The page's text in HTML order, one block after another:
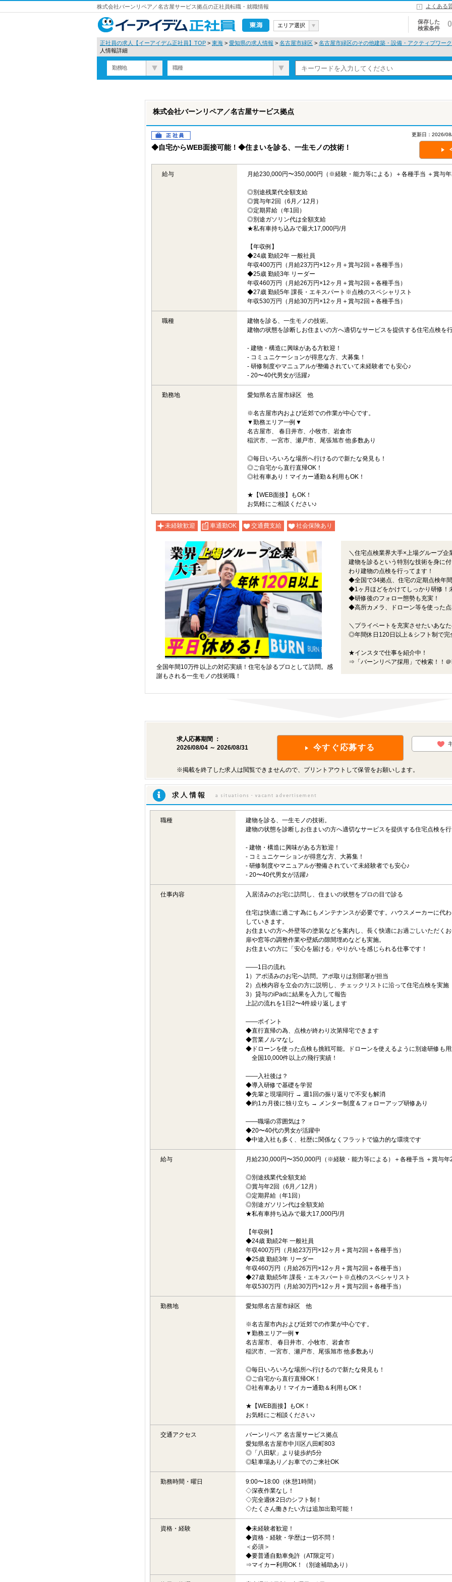
株式会社バーンリペア／名古屋サービス拠点の正社員転職・就職情報 よくある
東海
エリア選択
保存した
検索条件
0
正社員の求人【イーアイデム正社員】TOP > 東海 > 愛知県の求人情報 > 名古屋市緑区 > 名古屋市緑区のその他建築・設備・アクティブワーク
人情報詳細
勤務地 職種
株式会社バーンリペア／名古屋サービス拠点
正社員
◆自宅からWEB面接可能！◆住まいを診る、一生モノの技術！
更新日：2026/
給与 月給230,000円〜350,000円（※経験・能力等による）＋各種手当 ＋賞与
◎別途残業代全額支給
◎賞与年2回（6月／12月）
◎定期昇給（年1回）
◎別途ガソリン代は全額支給
★私有車持ち込みで最大17,000円/月
【年収例】
◆24歳 勤続2年 一般社員
年収400万円（月給23万円×12ヶ月＋賞与2回＋各種手当）
◆25歳 勤続3年 リーダー
年収460万円（月給26万円×12ヶ月＋賞与2回＋各種手当）
◆27歳 勤続5年 課長・エキスパート※点検のスペシャリスト
年収530万円（月給30万円×12ヶ月＋賞与2回＋各種手当）
職種
建物を診る、一生モノの技術。
建物の状態を診断しお住まいの方へ適切なサービスを提供する住宅点検を
- 建物・構造に興味がある方歓迎！
- コミュニケーションが得意な方、大募集！
- 研修制度やマニュアルが整備されていて未経験者でも安心♪
- 20〜40代男女が活躍♪
勤務地 愛知県名古屋市緑区 他
※名古屋市内および近郊での作業が中心です。
▼勤務エリア一例▼
名古屋市、 春日井市、小牧市、岩倉市
稲沢市、一宮市、瀬戸市、尾張旭市 他多数あり
◎毎日いろいろな場所へ行けるので新たな発見も！
◎ご自宅から直行直帰OK！
◎社有車あり！マイカー通勤＆利用もOK！
★【WEB面接】もOK！
お気軽にご相談ください♪
未経験歓迎 車通勤OK 交通費支給 社会保険あり
全国年間10万件以上の対応実績！住宅を診るプロとして訪問。感
謝もされる一生モノの技術職！
＼住宅点検業界大手×上場グループ企
建物を診るという特別な技術を身に
わり建物の点検を行ってます！
◆全国で34拠点、住宅の定期点検年
◆1ヶ月ほどをかけてしっかり研修！
◆研修後のフォロー態勢も充実！
◆高所カメラ、ドローン等を使った
＼プライベートを充実させたいあな
◎年間休日120日以上＆シフト制で完
★インスタで仕事を紹介中！
⇒「バーンリペア採用」で検索！！
求人応募期間 ：
2026/08/04 ～ 2026/08/31
今すぐ応募する
※掲載を終了した求人は閲覧できませんので、プリントアウトして保管をお願いします。
職種
建物を診る、一生モノの技術。
建物の状態を診断しお住まいの方へ適切なサービスを提供する住宅点検を
- 建物・構造に興味がある方歓迎！
- コミュニケーションが得意な方、大募集！
- 研修制度やマニュアルが整備されていて未経験者でも安心♪
- 20〜40代男女が活躍♪
仕事内容 入居済みのお宅に訪問し、住まいの状態をプロの目で診る
住宅は快適に過ごす為にもメンテナンスが必要です。ハウスメーカーに代
していきます。
お住まいの方へ外壁等の塗装などを案内し、長く快適にお過ごしいただく
扉や窓等の調整作業や壁紙の隙間埋めなども実施。
お住まいの方に「安心を届ける」やりがいを感じられる仕事です！
――1日の流れ
1）アポ済みのお宅へ訪問。アポ取りは別部署が担当
2）点検内容を立会の方に説明し、チェックリストに沿って住宅点検を実施
3）貸与のiPadに結果を入力して報告
上記の流れを1日2〜4件繰り返します
――ポイント
◆直行直帰の為、点検が終わり次第帰宅できます
◆営業ノルマなし
◆ドローンを使った点検も挑戦可能。ドローンを使えるように別途研修も
全国10,000件以上の飛行実績！
――入社後は？
◆導入研修で基礎を学習
◆先輩と現場同行 → 週1回の振り返りで不安も解消
◆約1カ月後に独り立ち → メンター制度＆フォローアップ研修あり
――職場の雰囲気は？
◆20〜40代の男女が活躍中
◆中途入社も多く、社歴に関係なくフラットで協力的な環境です
給与 月給230,000円〜350,000円（※経験・能力等による）＋各種手当 ＋賞与年
◎別途残業代全額支給
◎賞与年2回（6月／12月）
◎定期昇給（年1回）
◎別途ガソリン代は全額支給
★私有車持ち込みで最大17,000円/月
【年収例】
◆24歳 勤続2年 一般社員
年収400万円（月給23万円×12ヶ月＋賞与2回＋各種手当）
◆25歳 勤続3年 リーダー
年収460万円（月給26万円×12ヶ月＋賞与2回＋各種手当）
◆27歳 勤続5年 課長・エキスパート※点検のスペシャリスト
年収530万円（月給30万円×12ヶ月＋賞与2回＋各種手当）
勤務地 愛知県名古屋市緑区 他
※名古屋市内および近郊での作業が中心です。
▼勤務エリア一例▼
名古屋市、 春日井市、小牧市、岩倉市
稲沢市、一宮市、瀬戸市、尾張旭市 他多数あり
◎毎日いろいろな場所へ行けるので新たな発見も！
◎ご自宅から直行直帰OK！
◎社有車あり！マイカー通勤＆利用もOK！
★【WEB面接】もOK！
お気軽にご相談ください♪
交通アクセス
バーンリペア 名古屋サービス拠点
愛知県名古屋市中川区八田町803
◎「八田駅」より徒歩約5分
◎駐車場あり／お車でのご来社OK
勤務時間・曜日
9:00〜18:00（休憩1時間）
◇深夜作業なし！
◇完全週休2日のシフト制！
◇たくさん働きたい方は追加出勤可能！
資格・経験
◆未経験者歓迎！
◆資格・経験・学歴は一切不問！
＜必須＞
◆要普通自動車免許（AT限定可）
⇒マイカー利用OK！（別途補助あり）